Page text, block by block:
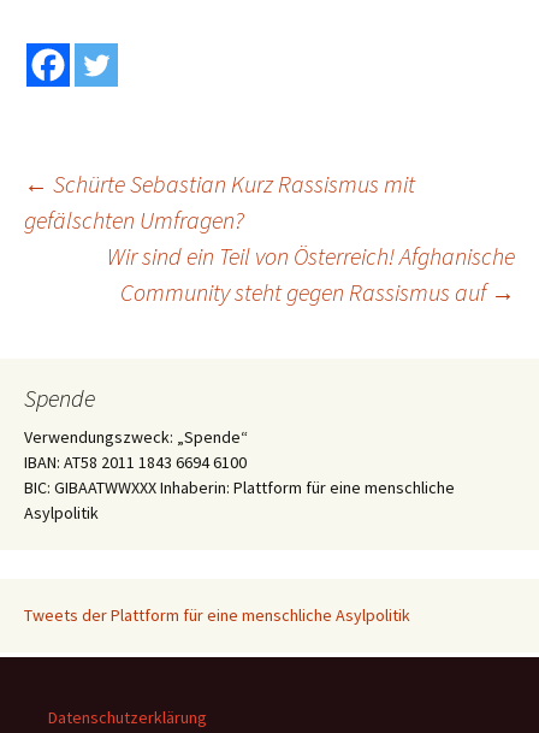
Beitragsnavigation
← Schürte Sebastian Kurz Rassismus mit
gefälschten Umfragen?
Wir sind ein Teil von Österreich! Afghanische
Community steht gegen Rassismus auf →
Spende
Verwendungszweck: „Spende“
IBAN: AT58 2011 1843 6694 6100
BIC: GIBAATWWXXX Inhaberin: Plattform für eine menschliche
Asylpolitik
Tweets der Plattform für eine menschliche Asylpolitik
Datenschutzerklärung